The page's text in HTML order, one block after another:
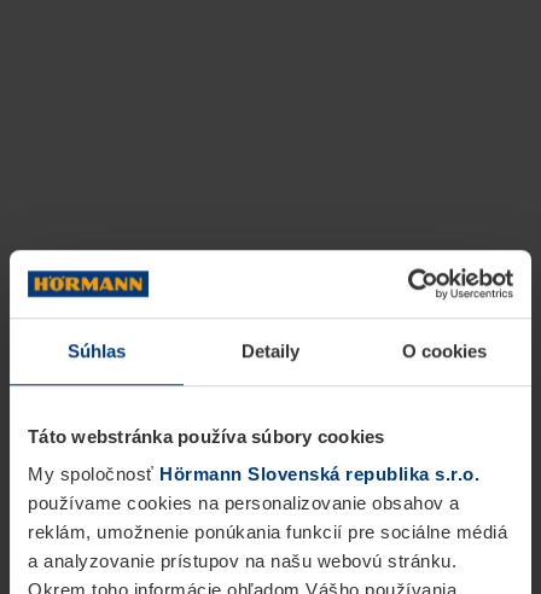
Súhlas Detaily O cookies
Táto webstránka používa súbory cookies
My spoločnosť Hörmann Slovenská republika s.r.o.
používame cookies na personalizovanie obsahov a
reklám, umožnenie ponúkania funkcií pre sociálne médiá
a analyzovanie prístupov na našu webovú stránku.